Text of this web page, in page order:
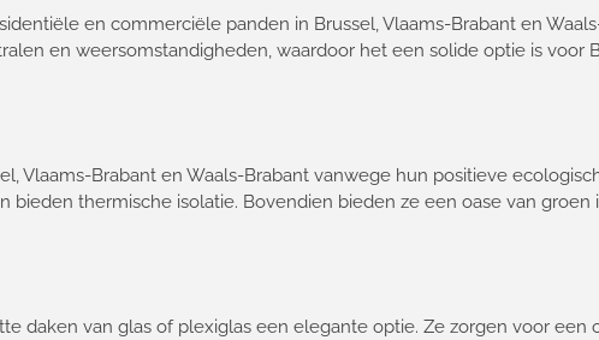
en commerciële panden in Brussel, Vlaams-Brabant en
en weersomstandigheden, waardoor het een solide optie is voor
Vlaams-Brabant en Waals-Brabant vanwege hun positieve
thermische isolatie. Bovendien bieden ze een oase van groen
daken van glas of plexiglas een elegante optie. Ze zorgen voor een